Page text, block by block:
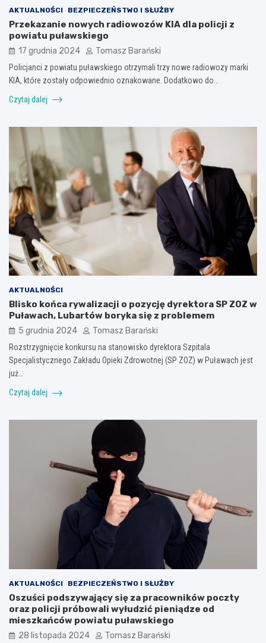
AKTUALNOŚCI BEZPIECZEŃSTWO I SŁUŻBY
Przekazanie nowych radiowozów KIA dla policji z
powiatu puławskiego
17 grudnia 2024 Tomasz Barański
Policjanci z powiatu puławskiego otrzymali trzy nowe radiowozy marki
KIA, które zostały odpowiednio oznakowane. Dodatkowo do…
Czytaj dalej
AKTUALNOŚCI
Blisko końca rywalizacji o pozycję dyrektora SP ZOZ w
Puławach, Lubartów boryka się z problemem
5 grudnia 2024 Tomasz Barański
Rozstrzygnięcie konkursu na stanowisko dyrektora Szpitala
Specjalistycznego Zakładu Opieki Zdrowotnej (SP ZOZ) w Puławach jest
już…
Czytaj dalej
AKTUALNOŚCI BEZPIECZEŃSTWO I SŁUŻBY
Oszuści podszywający się za pracowników poczty
oraz policji próbowali wyłudzić pieniądze od
mieszkańców powiatu puławskiego
28 listopada 2024 Tomasz Barański